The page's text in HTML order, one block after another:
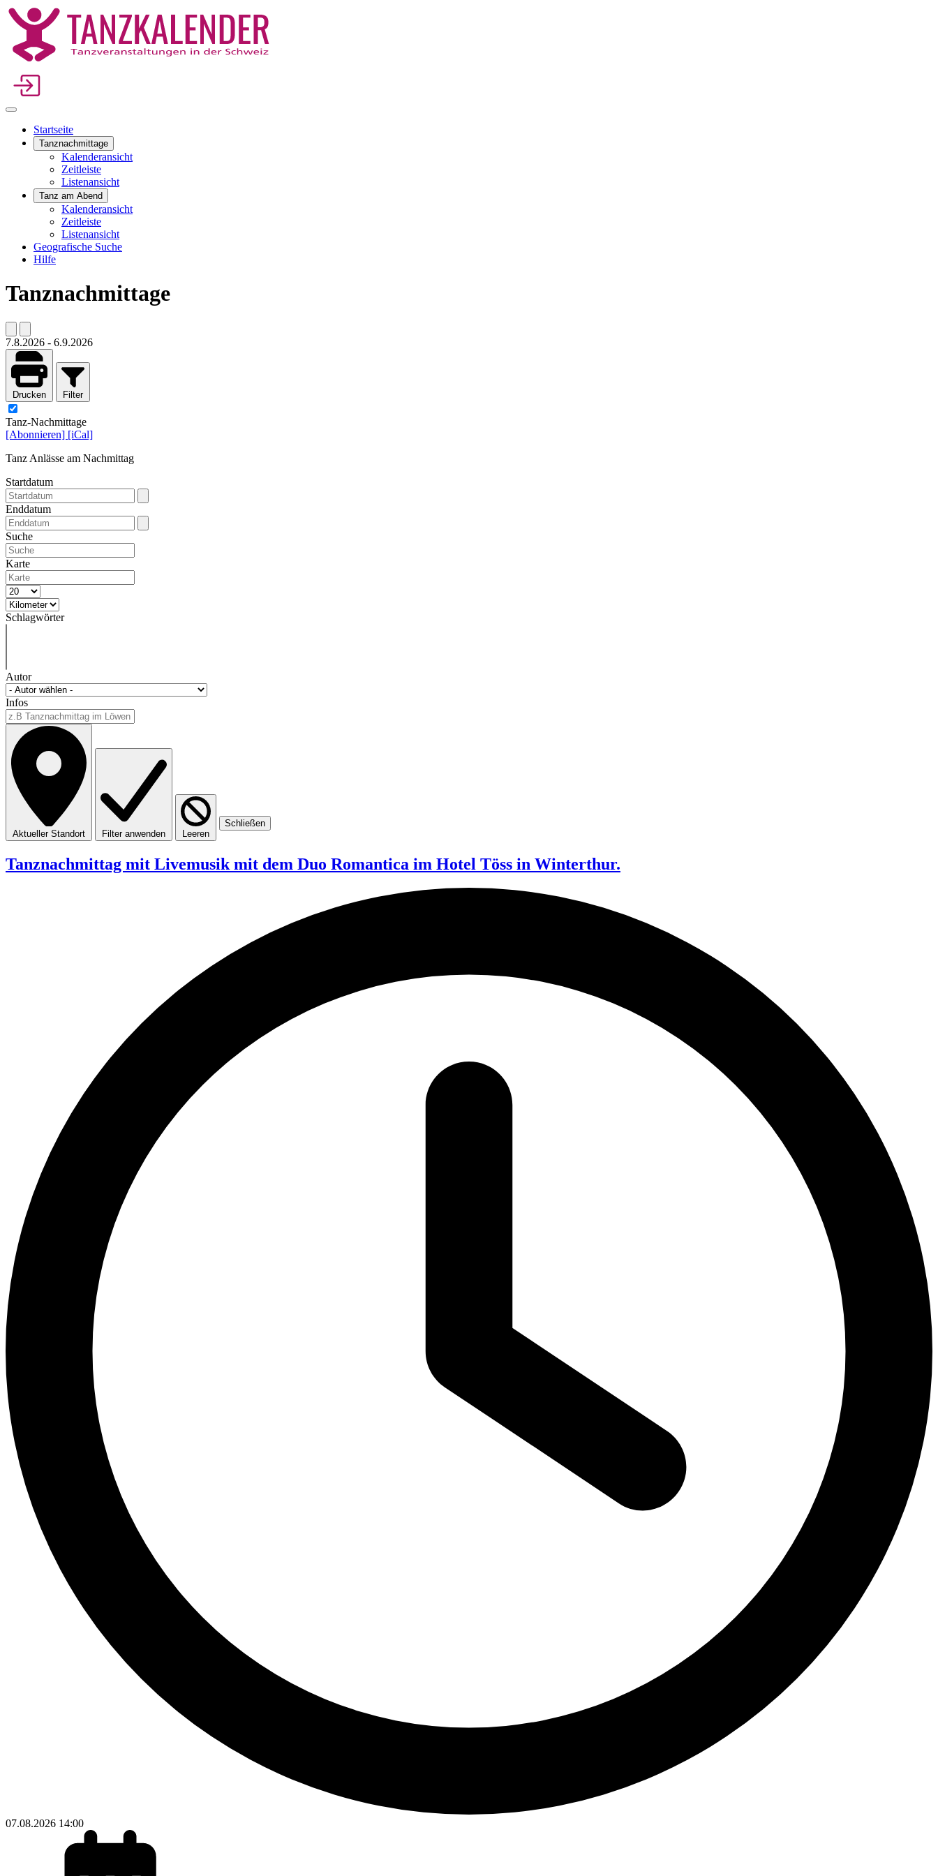
Startseite
Tanznachmittage
Kalenderansicht
Zeitleiste
Listenansicht
Tanz am Abend
Kalenderansicht
Zeitleiste
Listenansicht
Geografische Suche
Hilfe
Tanznachmittage
7.8.2026 - 6.9.2026
Drucken Filter
Tanz-Nachmittage
[Abonnieren] [iCal]
Tanz Anlässe am Nachmittag
Startdatum
Enddatum
Suche
Karte
Schlagwörter
Autor
Infos
Aktueller Standort Filter anwenden Leeren
Schließen
Tanznachmittag mit Livemusik mit dem Duo Romantica im Hotel Töss in Winterthur.
07.08.2026 14:00